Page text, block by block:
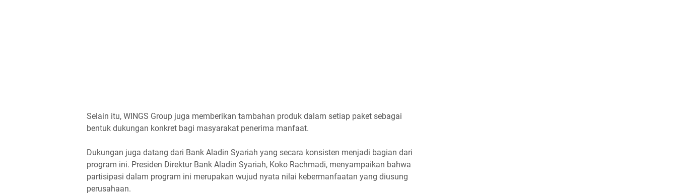
Selain itu, WINGS Group juga memberikan tambahan produk dalam setiap paket sebagai
bentuk dukungan konkret bagi masyarakat penerima manfaat.
Dukungan juga datang dari Bank Aladin Syariah yang secara konsisten menjadi bagian dari
program ini. Presiden Direktur Bank Aladin Syariah, Koko Rachmadi, menyampaikan bahwa
partisipasi dalam program ini merupakan wujud nyata nilai kebermanfaatan yang diusung
perusahaan.